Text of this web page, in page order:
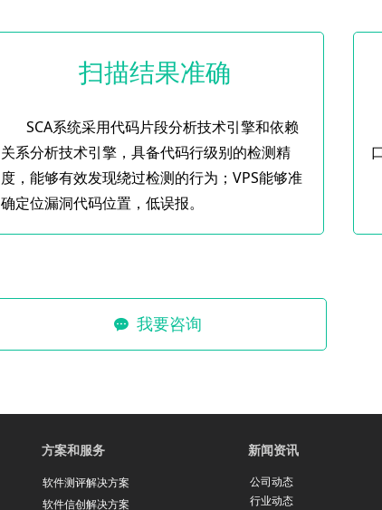
扫描结果准确
SCA系统采用代码片段分析技术引擎和依赖
关系分析技术引擎，具备代码行级别的检测精
度，能够有效发现绕过检测的行为；VPS能够准
确定位漏洞代码位置，低误报。
끁 我要咨询
软件测评解决方案
软件信创解决方案
新闻资讯
方案和服务
公司动态
行业动态